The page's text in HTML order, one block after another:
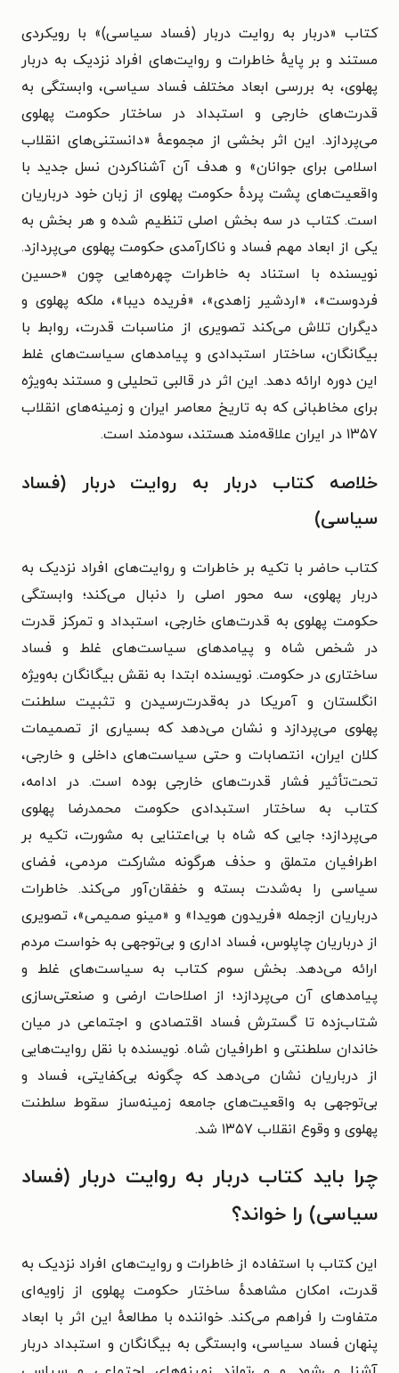
کتاب «دربار به روایت دربار (فساد سیاسی)» با رویکردی
مستند و بر پایهٔ خاطرات و روایت‌های افراد نزدیک به دربار
پهلوی، به بررسی ابعاد مختلف فساد سیاسی، وابستگی به
قدرت‌های خارجی و استبداد در ساختار حکومت پهلوی
می‌پردازد. این اثر بخشی از مجموعهٔ «دانستنی‌های انقلاب
اسلامی برای جوانان» و هدف آن آشناکردن نسل جدید با
واقعیت‌های پشت پردهٔ حکومت پهلوی از زبان خود درباریان
است. کتاب در سه بخش اصلی تنظیم شده و هر بخش به
یکی از ابعاد مهم فساد و ناکارآمدی حکومت پهلوی می‌پردازد.
نویسنده با استناد به خاطرات چهره‌هایی چون «حسین
فردوست»، «اردشیر زاهدی»، «فریده دیبا»، ملکه پهلوی و
دیگران تلاش می‌کند تصویری از مناسبات قدرت، روابط با
بیگانگان، ساختار استبدادی و پیامدهای سیاست‌های غلط
این دوره ارائه دهد. این اثر در قالبی تحلیلی و مستند به‌ویژه
برای مخاطبانی که به تاریخ معاصر ایران و زمینه‌های انقلاب
۱۳۵۷ در ایران علاقه‌مند هستند، سودمند است.
خلاصه کتاب دربار به روایت دربار (فساد
سیاسی)
کتاب حاضر با تکیه بر خاطرات و روایت‌های افراد نزدیک به
دربار پهلوی، سه محور اصلی را دنبال می‌کند؛ وابستگی
حکومت پهلوی به قدرت‌های خارجی، استبداد و تمرکز قدرت
در شخص شاه و پیامدهای سیاست‌های غلط و فساد
ساختاری در حکومت. نویسنده ابتدا به نقش بیگانگان به‌ویژه
انگلستان و آمریکا در به‌قدرت‌رسیدن و تثبیت سلطنت
پهلوی می‌پردازد و نشان می‌دهد که بسیاری از تصمیمات
کلان ایران، انتصابات و حتی سیاست‌های داخلی و خارجی،
تحت‌تأثیر فشار قدرت‌های خارجی بوده است. در ادامه،
کتاب به ساختار استبدادی حکومت محمدرضا پهلوی
می‌پردازد؛ جایی که شاه با بی‌اعتنایی به مشورت، تکیه بر
اطرافیان متملق و حذف هرگونه مشارکت مردمی، فضای
سیاسی را به‌شدت بسته و خفقان‌آور می‌کند. خاطرات
درباریان ازجمله «فریدون هویدا» و «مینو صمیمی»، تصویری
از درباریان چاپلوس، فساد اداری و بی‌توجهی به خواست مردم
ارائه می‌دهد. بخش سوم کتاب به سیاست‌های غلط و
پیامدهای آن می‌پردازد؛ از اصلاحات ارضی و صنعتی‌سازی
شتاب‌زده تا گسترش فساد اقتصادی و اجتماعی در میان
خاندان سلطنتی و اطرافیان شاه. نویسنده با نقل روایت‌هایی
از درباریان نشان می‌دهد که چگونه بی‌کفایتی، فساد و
بی‌توجهی به واقعیت‌های جامعه زمینه‌ساز سقوط سلطنت
پهلوی و وقوع انقلاب ۱۳۵۷ شد.
چرا باید کتاب دربار به روایت دربار (فساد
سیاسی) را خواند؟
این کتاب با استفاده از خاطرات و روایت‌های افراد نزدیک به
قدرت، امکان مشاهدهٔ ساختار حکومت پهلوی از زاویه‌ای
متفاوت را فراهم می‌کند. خواننده با مطالعهٔ این اثر با ابعاد
پنهان فساد سیاسی، وابستگی به بیگانگان و استبداد دربار